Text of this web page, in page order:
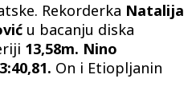
Rekorderka Natalija
u bacanju diska
13,58m. Nino
3:40,81. On i Etiopljanin